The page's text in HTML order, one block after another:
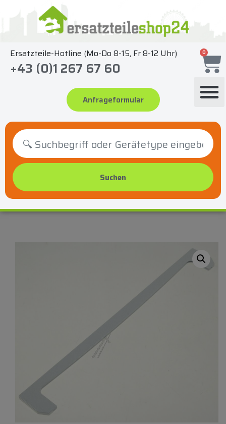
springen
Ersatzteile-Hotline (Mo-Do 8-15, Fr 8-12 Uhr)
+43 (0)1 267 67 60
Anfrageformular
0